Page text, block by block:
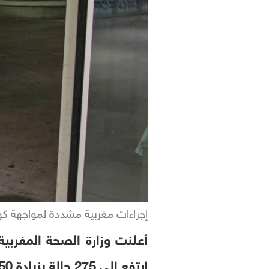
إجراءات مغربية مشددة لمواجهة
ارتفع إلى 275 حالة بزيادة 50 عن اليوم السابق، كما سجلت 4 حالات وفاة جديدة.